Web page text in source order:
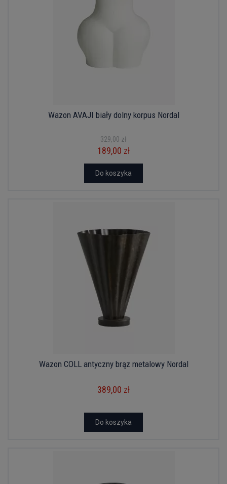
Wazon AVAJI biały dolny korpus Nordal
329,00 zł
189,00 zł
Do koszyka
Wazon COLL antyczny brąz metalowy Nordal
389,00 zł
Do koszyka